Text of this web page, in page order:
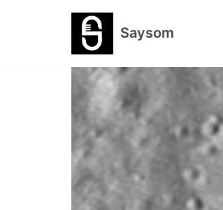
Saysom